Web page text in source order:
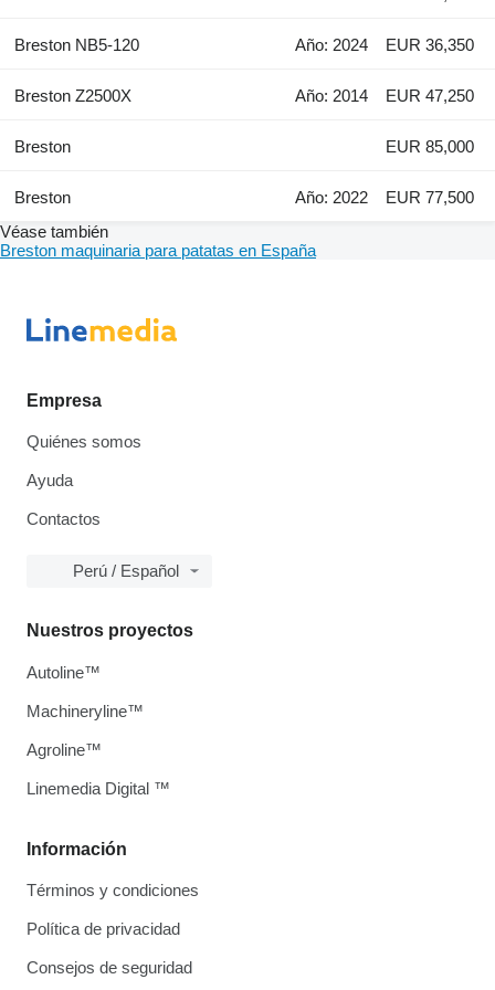
Breston NB5-120 Año: 2024 EUR 36,350
Breston Z2500X Año: 2014 EUR 47,250
Breston EUR 85,000
Breston Año: 2022
EUR 77,500
Véase también
Breston maquinaria para patatas en España
Empresa
Quiénes somos
Ayuda
Contactos
Perú / Español
Información
Términos y condiciones
Política de privacidad
Consejos de seguridad
Nuestros proyectos
Autoline™
Machineryline™
Agroline™
Linemedia Digital ™